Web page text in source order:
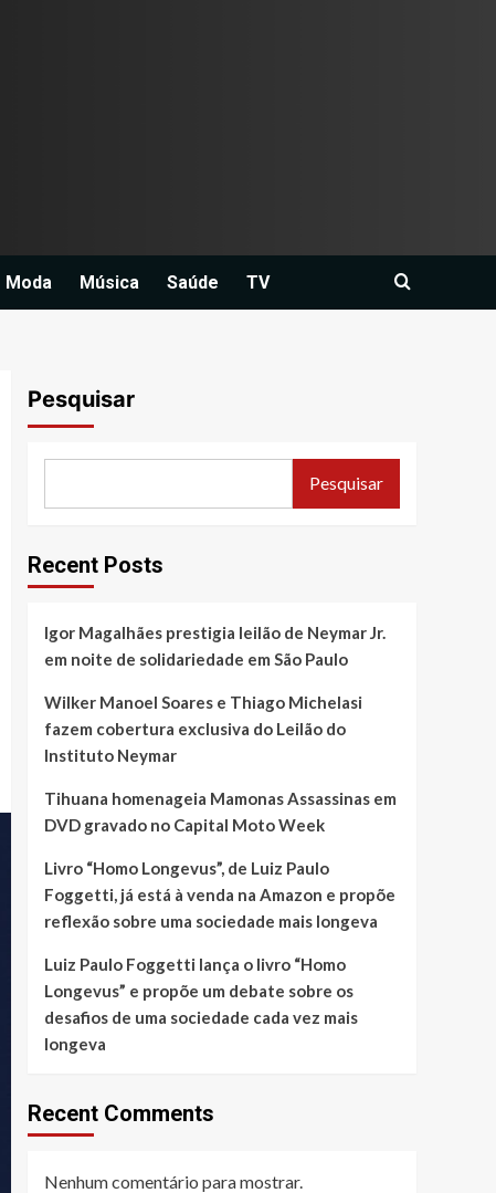
Moda Música Saúde TV
Pesquisar
Pesquisar
Recent Posts
Igor Magalhães prestigia leilão de Neymar Jr.
em noite de solidariedade em São Paulo
Wilker Manoel Soares e Thiago Michelasi
fazem cobertura exclusiva do Leilão do
Instituto Neymar
Tihuana homenageia Mamonas Assassinas em
DVD gravado no Capital Moto Week
Livro “Homo Longevus”, de Luiz Paulo
Foggetti, já está à venda na Amazon e propõe
reflexão sobre uma sociedade mais longeva
Luiz Paulo Foggetti lança o livro “Homo
Longevus” e propõe um debate sobre os
desafios de uma sociedade cada vez mais
longeva
Recent Comments
Nenhum comentário para mostrar.